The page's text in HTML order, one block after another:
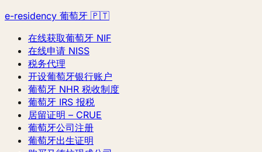
e-residency 葡萄牙 🇵🇹
在线获取葡萄牙 NIF
在线申请 NISS
税务代理
开设葡萄牙银行账户
葡萄牙 NHR 税收制度
葡萄牙 IRS 报税
居留证明 – CRUE
葡萄牙公司注册
葡萄牙出生证明